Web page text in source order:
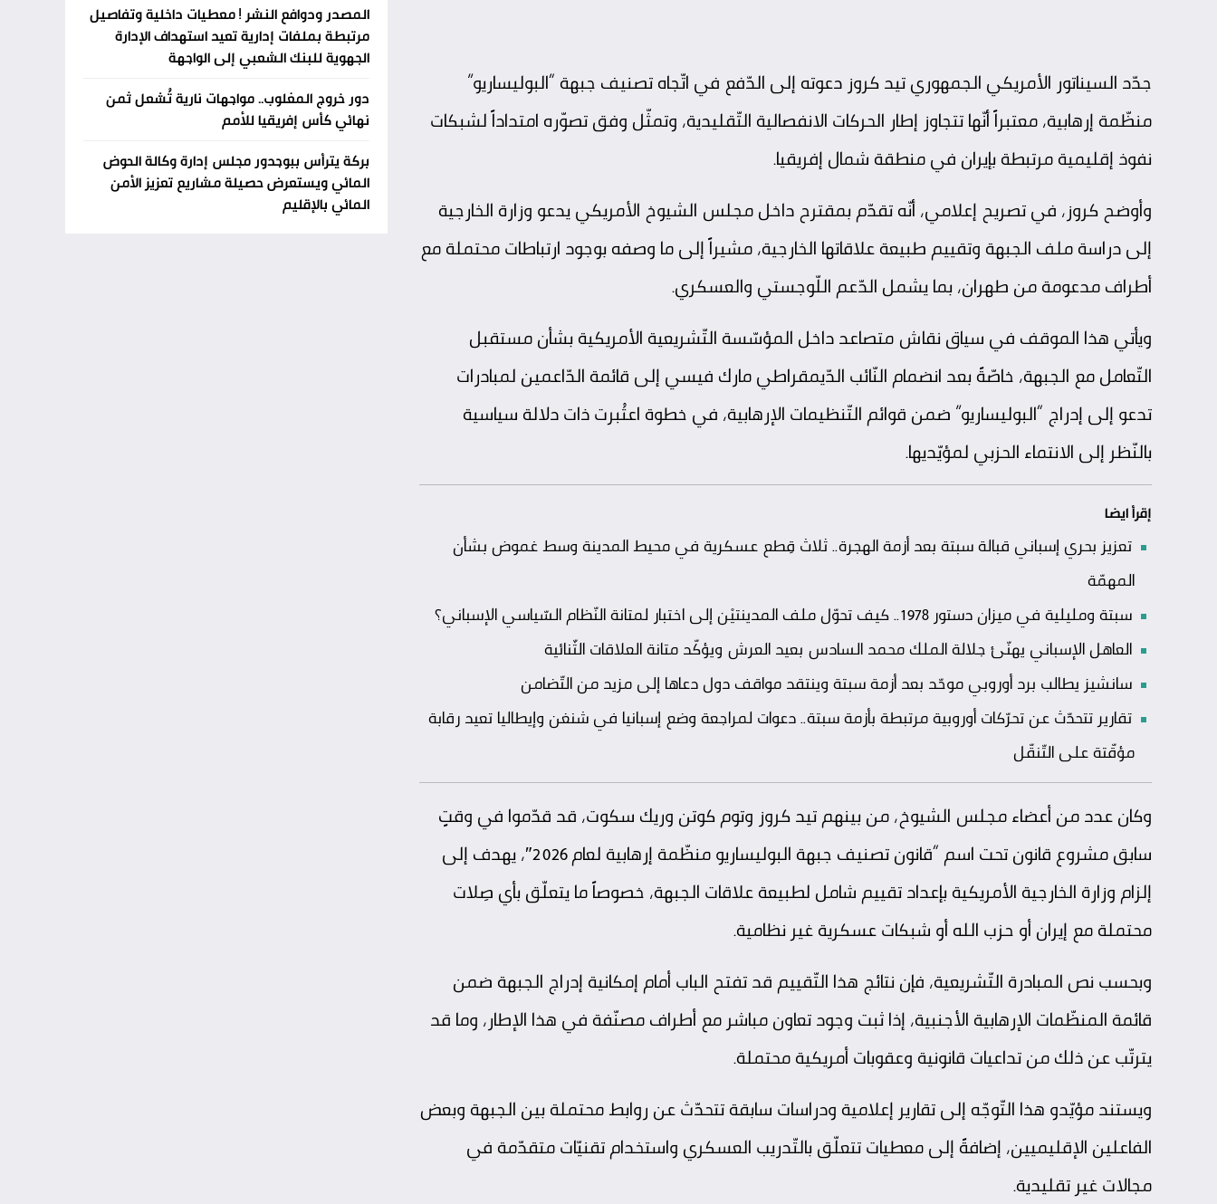
جدّد السيناتور الأمريكي الجمهوري تيد كروز دعوته إلى الدّفع في اتّجاه تصنيف جبهة “البوليساريو”
منظّمة إرهابية، معتبراً أنّها تتجاوز إطار الحركات الانفصالية التّقليدية، وتمثّل وفق تصوّره امتداداً لشبكات
نفوذ إقليمية مرتبطة بإيران في منطقة شمال إفريقيا.
وأوضح كروز، في تصريح إعلامي، أنّه تقدّم بمقترح داخل مجلس الشيوخ الأمريكي يدعو وزارة الخارجية
إلى دراسة ملف الجبهة وتقييم طبيعة علاقاتها الخارجية، مشيراً إلى ما وصفه بوجود ارتباطات محتملة مع
أطراف مدعومة من طهران، بما يشمل الدّعم اللّوجستي والعسكري.
ويأتي هذا الموقف في سياق نقاش متصاعد داخل المؤسّسة التّشريعية الأمريكية بشأن مستقبل
التّعامل مع الجبهة، خاصّةً بعد انضمام النّائب الدّيمقراطي مارك فيسي إلى قائمة الدّاعمين لمبادرات
تدعو إلى إدراج “البوليساريو” ضمن قوائم التّنظيمات الإرهابية، في خطوة اعتُبرت ذات دلالة سياسية
بالنّظر إلى الانتماء الحزبي لمؤيّديها.
إقرأ ايضا
تعزيز بحري إسباني قبالة سبتة بعد أزمة الهجرة.. ثلاث قِطع عسكرية في محيط المدينة وسط غموض بشأن
المهمّة
سبتة ومليلية في ميزان دستور 1978.. كيف تحوّل ملف المدينتيْن إلى اختبار لمتانة النّظام السّياسي الإسباني؟
العاهل الإسباني يهنّئ جلالة الملك محمد السادس بعيد العرش ويؤكّد متانة العلاقات الثّنائية
سانشيز يطالب برد أوروبي موحّد بعد أزمة سبتة وينتقد مواقف دول دعاها إلى مزيد من التّضامن
تقارير تتحدّث عن تحرّكات أوروبية مرتبطة بأزمة سبتة.. دعوات لمراجعة وضع إسبانيا في شنغن وإيطاليا تعيد رقابة
مؤقّتة على التّنقّل
وكان عدد من أعضاء مجلس الشيوخ، من بينهم تيد كروز وتوم كوتن وريك سكوت، قد قدّموا في وقتٍ
سابق مشروع قانون تحت اسم “قانون تصنيف جبهة البوليساريو منظّمة إرهابية لعام 2026″، يهدف إلى
إلزام وزارة الخارجية الأمريكية بإعداد تقييم شامل لطبيعة علاقات الجبهة، خصوصاً ما يتعلّق بأي صِلات
محتملة مع إيران أو حزب الله أو شبكات عسكرية غير نظامية.
وبحسب نص المبادرة التّشريعية، فإن نتائج هذا التّقييم قد تفتح الباب أمام إمكانية إدراج الجبهة ضمن
قائمة المنظّمات الإرهابية الأجنبية، إذا ثبت وجود تعاون مباشر مع أطراف مصنّفة في هذا الإطار، وما قد
يترتّب عن ذلك من تداعيات قانونية وعقوبات أمريكية محتملة.
ويستند مؤيّدو هذا التّوجّه إلى تقارير إعلامية ودراسات سابقة تتحدّث عن روابط محتملة بين الجبهة وبعض
الفاعلين الإقليميين، إضافةً إلى معطيات تتعلّق بالتّدريب العسكري واستخدام تقنيّات متقدّمة في
مجالات غير تقليدية.
المصدر ودوافع النشر ! معطيات داخلية وتفاصيل
مرتبطة بملفات إدارية تعيد استهداف الإدارة
الجهوية للبنك الشعبي إلى الواجهة
دور خروج المغلوب.. مواجهات نارية تُشعل ثمن
نهائي كأس إفريقيا للأمم
بركة يترأس ببوجدور مجلس إدارة وكالة الحوض
المائي ويستعرض حصيلة مشاريع تعزيز الأمن
المائي بالإقليم